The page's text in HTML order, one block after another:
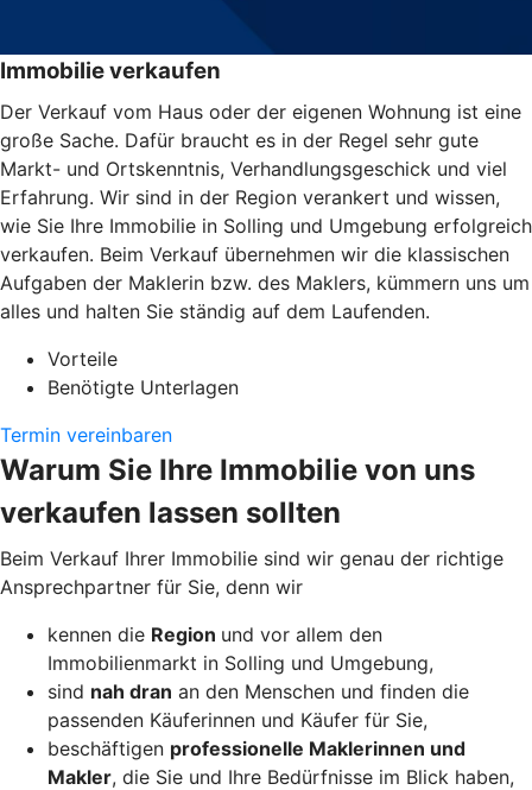
Immobilie verkaufen
Der Verkauf vom Haus oder der eigenen Wohnung ist eine
große Sache. Dafür braucht es in der Regel sehr gute
Markt- und Ortskenntnis, Verhandlungsgeschick und viel
Erfahrung. Wir sind in der Region verankert und wissen,
wie Sie Ihre Immobilie in Solling und Umgebung erfolgreich
verkaufen. Beim Verkauf übernehmen wir die klassischen
Aufgaben der Maklerin bzw. des Maklers, kümmern uns um
alles und halten Sie ständig auf dem Laufenden.
Vorteile
Benötigte Unterlagen
Termin vereinbaren
Warum Sie Ihre Immobilie von uns
verkaufen lassen sollten
Beim Verkauf Ihrer Immobilie sind wir genau der richtige
Ansprechpartner für Sie, denn wir
kennen die Region und vor allem den
Immobilienmarkt in Solling und Umgebung,
sind nah dran an den Menschen und finden die
passenden Käuferinnen und Käufer für Sie,
beschäftigen professionelle Maklerinnen und
Makler, die Sie und Ihre Bedürfnisse im Blick haben,